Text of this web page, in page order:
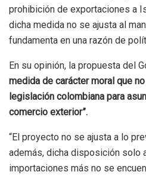
prohibición de exportaciones a
dicha medida no se ajusta al
fundamenta en una razón de
En su opinión, la propuesta del
medida de carácter moral que
legislación colombiana para
comercio exterior”.
“El proyecto no se ajusta a lo
además, dicha disposición solo
importaciones más no se